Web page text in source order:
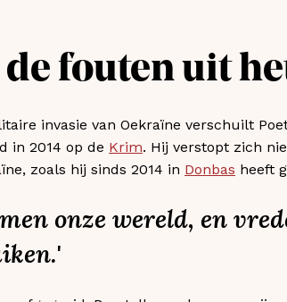
de fouten uit
invasie van Oekraïne verschuilt
in 2014 op de Krim. Hij verstopt zich
zoals hij sinds 2014 in Donbas heeft
onze wereld, en